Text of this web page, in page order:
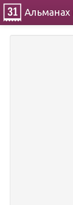
Альманах